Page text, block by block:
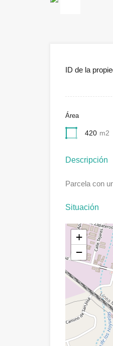
ID de la
Área
420 m2
Descripción
Parcela con
Situación
+
−